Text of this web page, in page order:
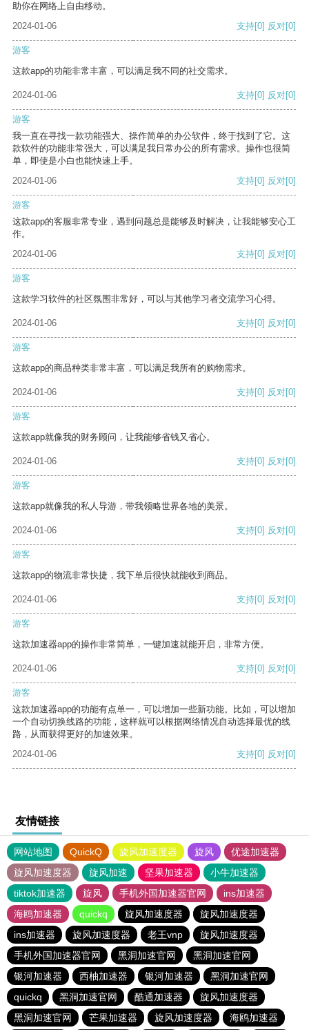
助你在网络上自由移动。
2024-01-06
支持[0] 反对[0]
游客
这款app的功能非常丰富，可以满足我不同的社交需求。
2024-01-06 支持[0] 反对[0]
游客
我一直在寻找一款功能强大、操作简单的办公软件，终于找到了它。这
款软件的功能非常强大，可以满足我日常办公的所有需求。操作也很简
单，即使是小白也能快速上手。
2024-01-06
支持[0] 反对[0]
游客
这款app的客服非常专业，遇到问题总是能够及时解决，让我能够安心工
作。
2024-01-06
支持[0] 反对[0]
游客
这款学习软件的社区氛围非常好，可以与其他学习者交流学习心得。
2024-01-06 支持[0] 反对[0]
游客
这款app的商品种类非常丰富，可以满足我所有的购物需求。
2024-01-06 支持[0] 反对[0]
游客
这款app就像我的财务顾问，让我能够省钱又省心。
2024-01-06 支持[0] 反对[0]
游客
这款app就像我的私人导游，带我领略世界各地的美景。
2024-01-06 支持[0] 反对[0]
游客
这款app的物流非常快捷，我下单后很快就能收到商品。
2024-01-06 支持[0] 反对[0]
游客
这款加速器app的操作非常简单，一键加速就能开启，非常方便。
2024-01-06 支持[0] 反对[0]
游客
这款加速器app的功能有点单一，可以增加一些新功能。比如，可以增加
一个自动切换线路的功能，这样就可以根据网络情况自动选择最优的线
路，从而获得更好的加速效果。
2024-01-06
支持[0] 反对[0]
友情链接
网站地图 QuickQ 旋风加速度器 旋风
优途加速器
旋风加速度器
旋风加速 坚果加速器
小牛加速器
tiktok加速器
旋风 手机外国加速器官网
ins加速器
海鸥加速器
quickq 旋风加速度器
旋风加速度器
ins加速器
旋风加速度器 老王vnp
旋风加速度器
手机外国加速器官网
黑洞加速官网
黑洞加速官网
银河加速器
西柚加速器 银河加速器
黑洞加速官网
quickq
黑洞加速官网 酷通加速器
旋风加速度器
黑洞加速官网
芒果加速器 旋风加速度器 海鸥加速器